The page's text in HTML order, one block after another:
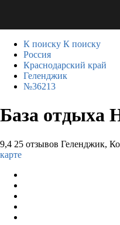
К поиску К поиску
Россия
Краснодарский край
Геленджик
№36213
База отдыха
9,4 25 отзывов Геленджик,
карте